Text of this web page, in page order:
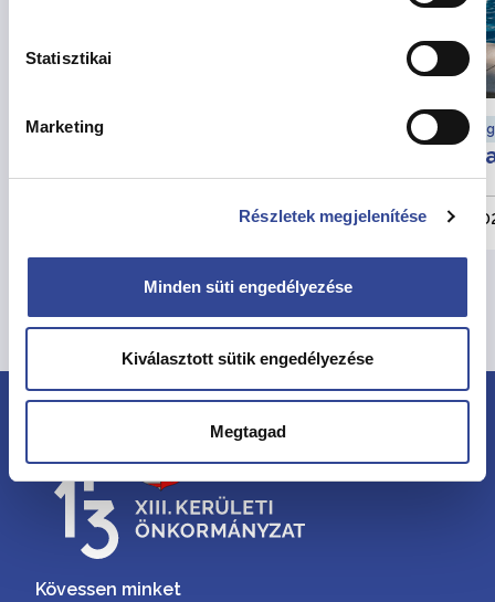
Statisztikai
Marketing
Részletek megjelenítése
Minden süti engedélyezése
Kiválasztott sütik engedélyezése
Megtagad
Munkaügyi hírek
augusztusban
Összes hír megtekintése
Kövessen minket